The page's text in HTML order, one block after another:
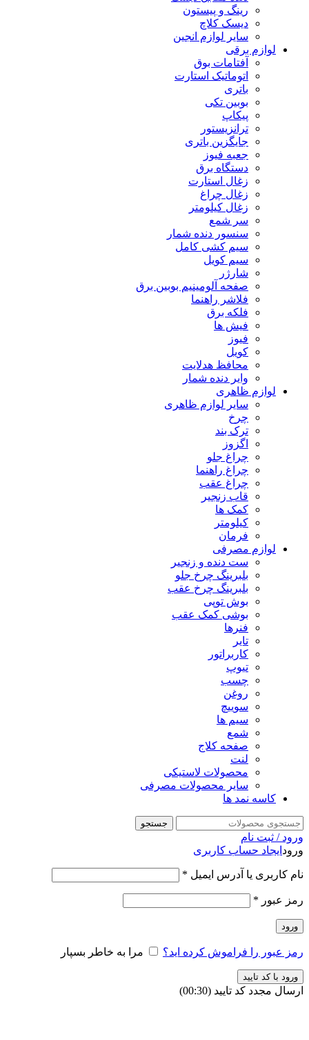
رینگ و پیستون
دیسک کلاچ
سایر لوازم انجین
لوازم برقی
آفتامات بوق
اتوماتیک استارت
باتری
بوبین تکی
پیکاپ
ترانزیستور
جایگزین باتری
جعبه فیوز
دستگاه برق
زغال استارت
زغال چراغ
زغال کیلومتر
سر شمع
سنسور دنده شمار
سیم کشی کامل
سیم کویل
شارژر
صفحه آلومینیم بوبین برق
فلاشر راهنما
فلکه برق
فیش ها
فیوز
کویل
محافظ هدلایت
وایر دنده شمار
لوازم ظاهری
سایر لوازم ظاهری
چرخ
ترک بند
اگزوز
چراغ جلو
چراغ راهنما
چراغ عقب
قاب زنجیر
کمک ها
کیلومتر
فرمان
لوازم مصرفی
ست دنده و زنجیر
بلبرینگ چرخ جلو
بلبرینگ چرخ عقب
بوش توپی
بوشی کمک عقب
فنرها
تایر
کاربراتور
تیوپ
چسب
روغن
سوییچ
سیم ها
شمع
صفحه کلاج
لنت
محصولات لاستیکی
سایر محصولات مصرفی
کاسه نمد ها
جستجو
ورود / ثبت نام
ورود ایجاد حساب کاربری
نام کاربری یا آدرس ایمیل *
رمز عبور *
ورود
رمز عبور را فراموش کرده اید؟ مرا به خاطر بسپار
ورود با کد تایید
ارسال مجدد کد تایید (00:
30
)